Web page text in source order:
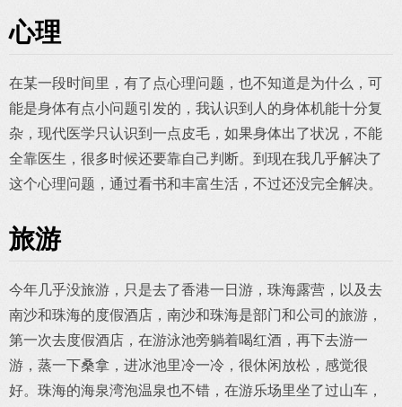
心理
在某一段时间里，有了点心理问题，也不知道是为什么，可
能是身体有点小问题引发的，我认识到人的身体机能十分复
杂，现代医学只认识到一点皮毛，如果身体出了状况，不能
全靠医生，很多时候还要靠自己判断。到现在我几乎解决了
这个心理问题，通过看书和丰富生活，不过还没完全解决。
旅游
今年几乎没旅游，只是去了香港一日游，珠海露营，以及去
南沙和珠海的度假酒店，南沙和珠海是部门和公司的旅游，
第一次去度假酒店，在游泳池旁躺着喝红酒，再下去游一
游，蒸一下桑拿，进冰池里冷一冷，很休闲放松，感觉很
好。珠海的海泉湾泡温泉也不错，在游乐场里坐了过山车，